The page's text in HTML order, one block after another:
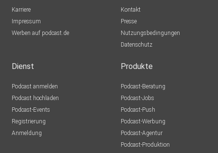
Karriere
Impressum
Werben auf podcast.de
Kontakt
Presse
Nutzungsbedingungen
Datenschutz
Dienst
Podcast anmelden
Podcast hochladen
Podcast-Events
Registrierung
Anmeldung
Produkte
Podcast-Beratung
Podcast-Jobs
Podcast-Push
Podcast-Werbung
Podcast-Agentur
Podcast-Produktion